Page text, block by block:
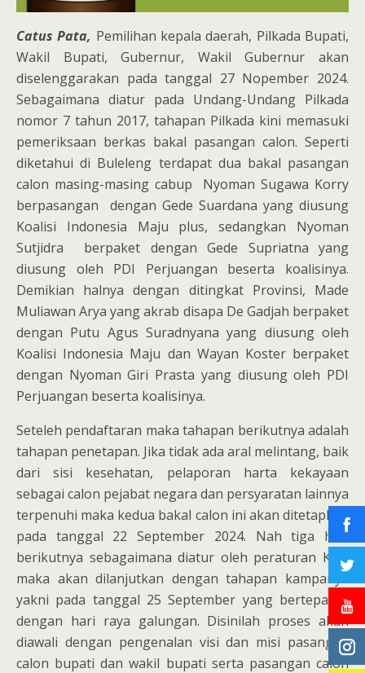
Catus Pata, Pemilihan kepala daerah, Pilkada Bupati,
Wakil Bupati, Gubernur, Wakil Gubernur akan
diselenggarakan pada tanggal 27 Nopember 2024.
Sebagaimana diatur pada Undang-Undang Pilkada
nomor 7 tahun 2017, tahapan Pilkada kini memasuki
pemeriksaan berkas bakal pasangan calon. Seperti
diketahui di Buleleng terdapat dua bakal pasangan
calon masing-masing cabup Nyoman Sugawa Korry
berpasangan dengan Gede Suardana yang diusung
Koalisi Indonesia Maju plus, sedangkan Nyoman
Sutjidra berpaket dengan Gede Supriatna yang
diusung oleh PDI Perjuangan beserta koalisinya.
Demikian halnya dengan ditingkat Provinsi, Made
Muliawan Arya yang akrab disapa De Gadjah berpaket
dengan Putu Agus Suradnyana yang diusung oleh
Koalisi Indonesia Maju dan Wayan Koster berpaket
dengan Nyoman Giri Prasta yang diusung oleh PDI
Perjuangan beserta koalisinya.
Seteleh pendaftaran maka tahapan berikutnya adalah
tahapan penetapan. Jika tidak ada aral melintang, baik
dari sisi kesehatan, pelaporan harta kekayaan
sebagai calon pejabat negara dan persyaratan lainnya
terpenuhi maka kedua bakal calon ini akan ditetapkan
pada tanggal 22 September 2024. Nah tiga hari
berikutnya sebagaimana diatur oleh peraturan KPU
maka akan dilanjutkan dengan tahapan kampanye
yakni pada tanggal 25 September yang bertepatan
dengan hari raya galungan. Disinilah proses akan
diawali dengan pengenalan visi dan misi pasangan
calon bupati dan wakil bupati serta pasangan calon